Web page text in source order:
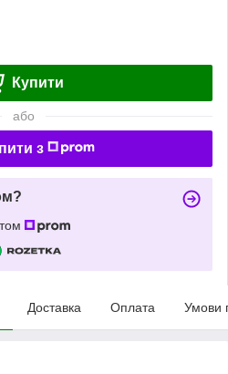
Купити
або
з
Доставка Оплата Умови